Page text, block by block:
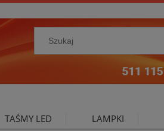
TAŚMY LED LAMPKI